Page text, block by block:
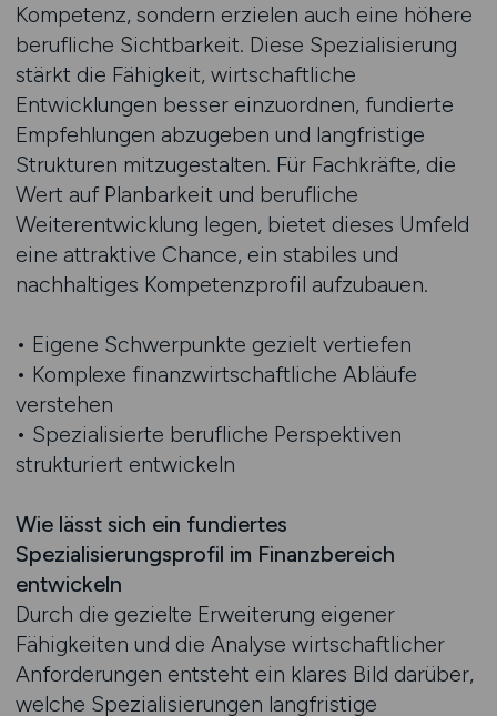
Kompetenz, sondern erzielen auch eine höhere
berufliche Sichtbarkeit. Diese Spezialisierung
stärkt die Fähigkeit, wirtschaftliche
Entwicklungen besser einzuordnen, fundierte
Empfehlungen abzugeben und langfristige
Strukturen mitzugestalten. Für Fachkräfte, die
Wert auf Planbarkeit und berufliche
Weiterentwicklung legen, bietet dieses Umfeld
eine attraktive Chance, ein stabiles und
nachhaltiges Kompetenzprofil aufzubauen.
• Eigene Schwerpunkte gezielt vertiefen
• Komplexe finanzwirtschaftliche Abläufe
verstehen
• Spezialisierte berufliche Perspektiven
strukturiert entwickeln
Wie lässt sich ein fundiertes
Spezialisierungsprofil im Finanzbereich
entwickeln
Durch die gezielte Erweiterung eigener
Fähigkeiten und die Analyse wirtschaftlicher
Anforderungen entsteht ein klares Bild darüber,
welche Spezialisierungen langfristige